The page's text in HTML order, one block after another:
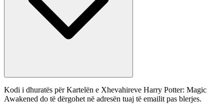
Kodi i dhuratës për Kartelën e Xhevahireve Harry Potter: Magic
Awakened do të dërgohet në adresën tuaj të emailit pas blerjes.